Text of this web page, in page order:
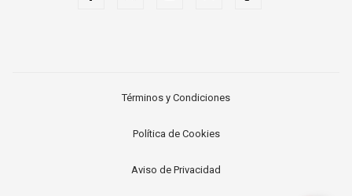
Términos y Condiciones
Política de Cookies
Aviso de Privacidad